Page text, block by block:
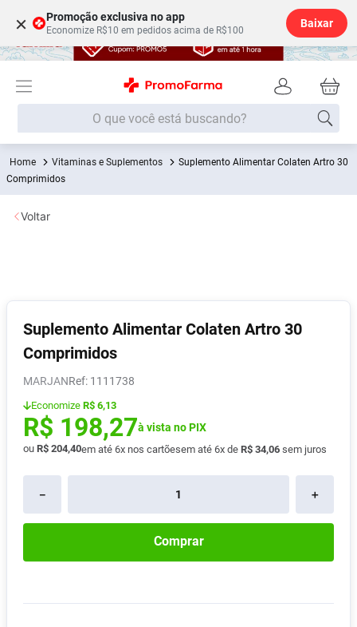
× Promoção exclusiva no app
Economize R$10 em pedidos acima de R$100
Baixar
O que você está buscando?
Vitaminas e Suplementos
Suplemento Alimentar Colaten Artro 30
Comprimidos
Suplemento Alimentar Colaten Artro 30
Comprimidos
MARJAN : 1111738
Economize R$ 6,13
R$ 198,27à vista no PIX
ou R$ 204,40em até 6x nos cartõesem até 6x de R$ 34,06 sem juros
＋
－
Comprar
Voltar
Termos mais buscados
1º Fralda
2
5º Fralda G
6º Shampoo
7º Desodorante
8º Absorvente
9º Lavitan
10 Vitamina D